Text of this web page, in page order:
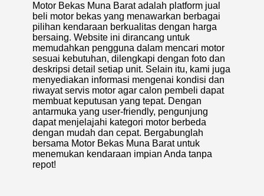
Motor Bekas Muna Barat adalah platform jual
beli motor bekas yang menawarkan berbagai
pilihan kendaraan berkualitas dengan harga
bersaing. Website ini dirancang untuk
memudahkan pengguna dalam mencari motor
sesuai kebutuhan, dilengkapi dengan foto dan
deskripsi detail setiap unit. Selain itu, kami juga
menyediakan informasi mengenai kondisi dan
riwayat servis motor agar calon pembeli dapat
membuat keputusan yang tepat. Dengan
antarmuka yang user-friendly, pengunjung
dapat menjelajahi kategori motor berbeda
dengan mudah dan cepat. Bergabunglah
bersama Motor Bekas Muna Barat untuk
menemukan kendaraan impian Anda tanpa
repot!